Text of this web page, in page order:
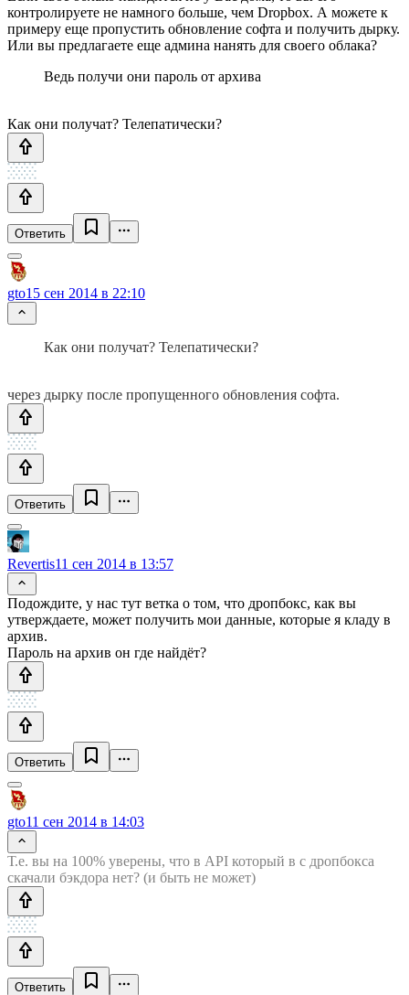
контролируете не намного больше, чем Dropbox. А можете к
примеру еще пропустить обновление софта и получить дырку.
Или вы предлагаете еще админа нанять для своего облака?
Ведь получи они пароль от архива
Как они получат? Телепатически?
Ответить
gto15 сен 2014 в 22:10
Как они получат? Телепатически?
через дырку после пропущенного обновления софта.
Ответить
Revertis11 сен 2014 в 13:57
Подождите, у нас тут ветка о том, что дропбокс, как вы
утверждаете, может получить мои данные, которые я кладу в
архив.
Пароль на архив он где найдёт?
Ответить
gto11 сен 2014 в 14:03
Т.е. вы на 100% уверены, что в API который в с дропбокса
скачали бэкдора нет? (и быть не может)
Ответить